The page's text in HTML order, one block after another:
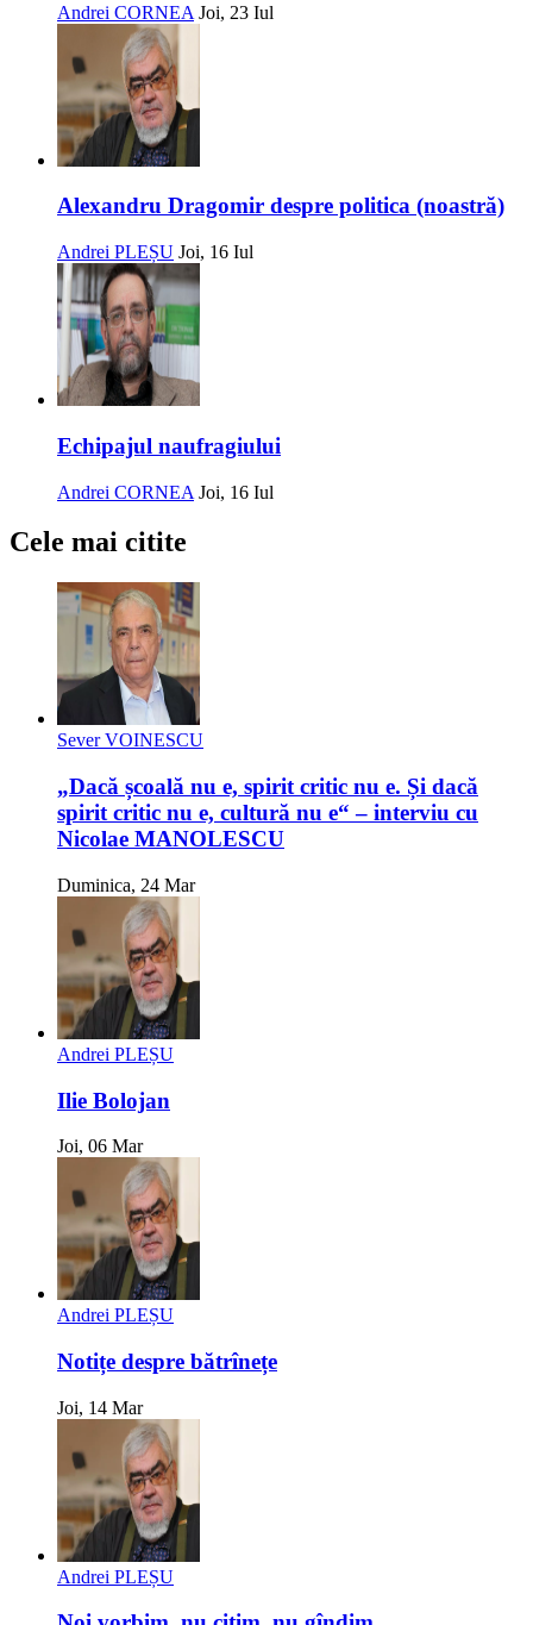
Andrei CORNEA Joi, 23 Iul
Alexandru Dragomir despre politica (noastră)
Andrei PLEȘU Joi, 16 Iul
Echipajul naufragiului
Andrei CORNEA Joi, 16 Iul
Cele mai citite
Sever VOINESCU
„Dacă școală nu e, spirit critic nu e. Și dacă
spirit critic nu e, cultură nu e“ – interviu cu
Nicolae MANOLESCU
Duminica, 24 Mar
Andrei PLEȘU
Ilie Bolojan
Joi, 06 Mar
Andrei PLEȘU
Notițe despre bătrînețe
Joi, 14 Mar
Andrei PLEȘU